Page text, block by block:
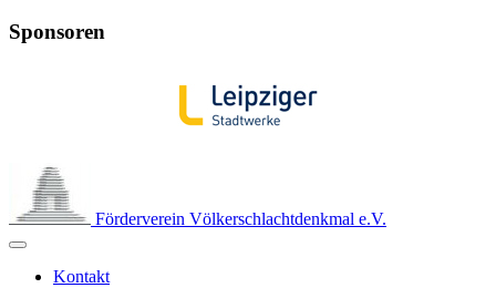
Sponsoren
Förderverein Völkerschlachtdenkmal e.V.
Kontakt